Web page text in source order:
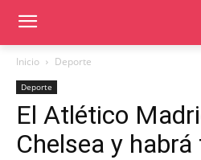
Inicio Deporte
Deporte
El Atlético
Chelsea y habrá